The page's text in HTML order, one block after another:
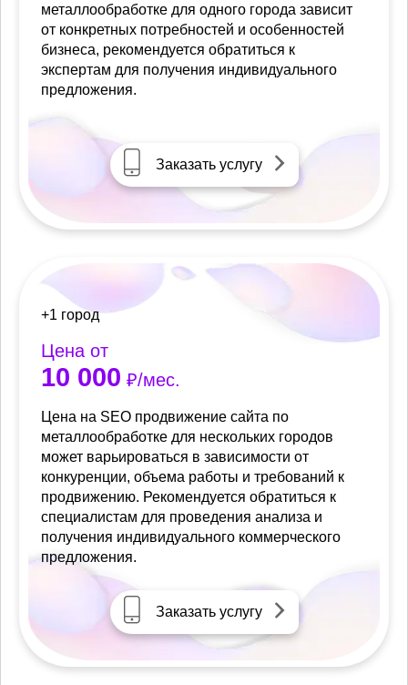
металлообработке для одного города зависит
от конкретных потребностей и особенностей
бизнеса, рекомендуется обратиться к
экспертам для получения индивидуального
предложения.
Заказать услугу
+1 город
Цена от
10 000 ₽/мес.
Цена на SEO продвижение сайта по
металлообработке для нескольких городов
может варьироваться в зависимости от
конкуренции, объема работы и требований к
продвижению. Рекомендуется обратиться к
специалистам для проведения анализа и
получения индивидуального коммерческого
предложения.
Заказать услугу